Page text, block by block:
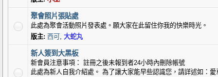
聚會照片張貼處
此處為聚會活動照片發表處。願大家在此留住你我的快樂時光。
版主: 西可 , 大蛇丸
新人簽到大黑板
新會員注意事項： 註冊之後未報到者24小時內刪除帳號
此處為新人自我介紹處。 為了讓大家能早些認識您，請詳述如：